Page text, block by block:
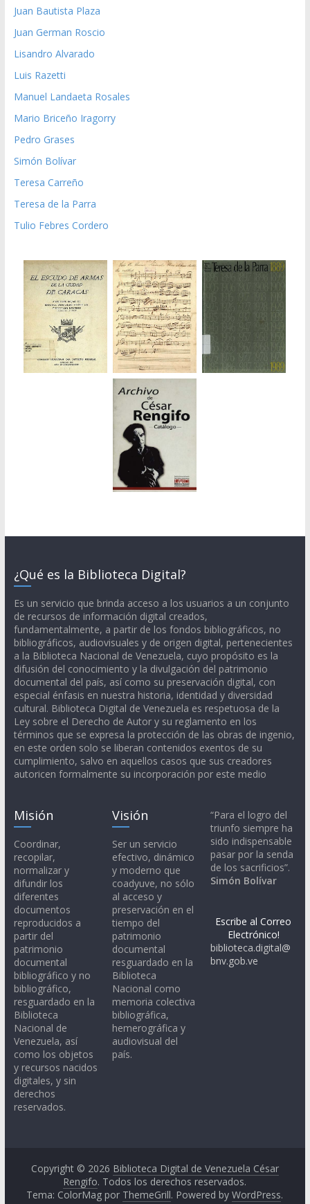
Juan Bautista Plaza
Juan German Roscio
Lisandro Alvarado
Luis Razetti
Manuel Landaeta Rosales
Mario Briceño Iragorry
Pedro Grases
Simón Bolívar
Teresa Carreño
Teresa de la Parra
Tulio Febres Cordero
¿Qué es la Biblioteca Digital?
Es un servicio que brinda acceso a los usuarios a un conjunto
de recursos de información digital creados,
fundamentalmente, a partir de los fondos bibliográficos, no
bibliográficos, audiovisuales y de origen digital, pertenecientes
a la Biblioteca Nacional de Venezuela, cuyo propósito es la
difusión del conocimiento y la divulgación del patrimonio
documental del país, así como su preservación digital, con
especial énfasis en nuestra historia, identidad y diversidad
cultural. Biblioteca Digital de Venezuela es respetuosa de la
Ley sobre el Derecho de Autor y su reglamento en los
términos que se expresa la protección de las obras de ingenio,
en este orden solo se liberan contenidos exentos de su
cumplimiento, salvo en aquellos casos que sus creadores
autoricen formalmente su incorporación por este medio
Misión
Coordinar,
recopilar,
normalizar y
difundir los
diferentes
documentos
reproducidos a
partir del
patrimonio
documental
bibliográfico y no
bibliográfico,
resguardado en la
Biblioteca
Nacional de
Venezuela, así
como los objetos
y recursos nacidos
digitales, y sin
derechos
reservados.
Visión
Ser un servicio
efectivo, dinámico
y moderno que
coadyuve, no sólo
al acceso y
preservación en el
tiempo del
patrimonio
documental
resguardado en la
Biblioteca
Nacional como
memoria colectiva
bibliográfica,
hemerográfica y
audiovisual del
país.
“Para el logro del
triunfo siempre ha
sido indispensable
pasar por la senda
de los sacrificios”.
Simón Bolívar
Escribe al Correo
Electrónico!
biblioteca.digital@
bnv.gob.ve
Copyright © 2026 Biblioteca Digital de Venezuela César
Rengifo. Todos los derechos reservados.
Tema: ColorMag por ThemeGrill. Powered byWordPress.